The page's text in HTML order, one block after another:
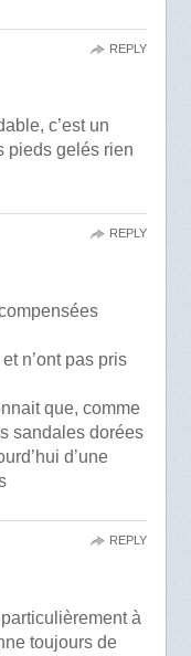
c’est un
pieds gelés rien
REPLY
n’ont pas pris
que, comme
sandales dorées
d’une
REPLY
à
toujours de
REPLY